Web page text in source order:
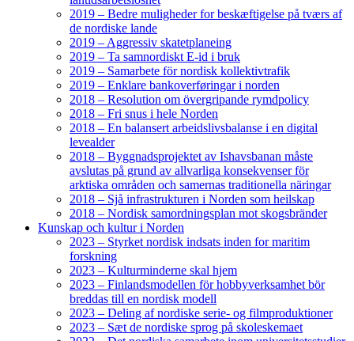
2019 – Bedre muligheder for beskæftigelse på tværs af
de nordiske lande
2019 – Aggressiv skatetplaneing
2019 – Ta samnordiskt E-id i bruk
2019 – Samarbete för nordisk kollektivtrafik
2019 – Enklare bankoverføringar i norden
2018 – Resolution om övergripande rymdpolicy
2018 – Fri snus i hele Norden
2018 – En balansert arbeidslivsbalanse i en digital
levealder
2018 – Byggnadsprojektet av Ishavsbanan måste
avslutas på grund av allvarliga konsekvenser för
arktiska områden och samernas traditionella näringar
2018 – Sjå infrastrukturen i Norden som heilskap
2018 – Nordisk samordningsplan mot skogsbränder
Kunskap och kultur i Norden
2023 – Styrket nordisk indsats inden for maritim
forskning
2023 – Kulturminderne skal hjem
2023 – Finlandsmodellen för hobbyverksamhet bör
breddas till en nordisk modell
2023 – Deling af nordiske serie- og filmproduktioner
2023 – Sæt de nordiske sprog på skoleskemaet